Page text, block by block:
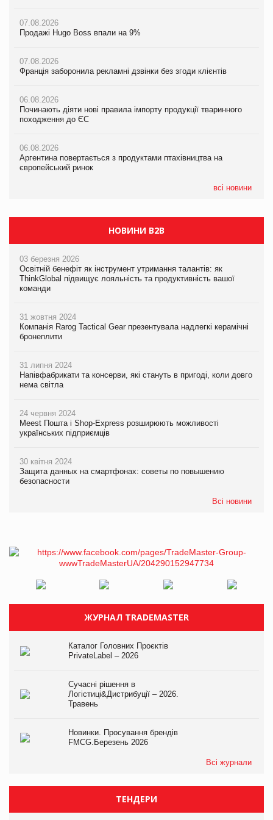
07.08.2026
Продажі Hugo Boss впали на 9%
07.08.2026
Франція заборонила рекламні дзвінки без згоди клієнтів
06.08.2026
Починають діяти нові правила імпорту продукції тваринного
походження до ЄС
06.08.2026
Аргентина повертається з продуктами птахівництва на
європейський ринок
всі новини
07.08.2026
Продажі Hugo Boss впали на 9%
07.08.2026
Франція заборонила рекламні дзвінки без згоди клієнтів
06.08.2026
Починають діяти нові правила імпорту продукції тваринного
походження до ЄС
06.08.2026
Аргентина повертається з продуктами птахівництва на
європейський ринок
07.08.2026
Продажі Hugo Boss впали на 9%
07.08.2026
Франція заборонила рекламні дзвінки без згоди клієнтів
06.08.2026
Починають діяти нові правила імпорту продукції тваринного
походження до ЄС
06.08.2026
Аргентина повертається з продуктами птахівництва на
європейський ринок
НОВИНИ B2B
03 березня 2026
Освітній бенефіт як інструмент утримання талантів: як
ThinkGlobal підвищує лояльність та продуктивність вашої
команди
31 жовтня 2024
Компанія Rarog Tactical Gear презентувала надлегкі керамічні
бронеплити
31 липня 2024
Напівфабрикати та консерви, які стануть в пригоді, коли довго
нема світла
24 червня 2024
Meest Пошта і Shop-Express розширюють можливості
українських підприємців
30 квітня 2024
Защита данных на смартфонах: советы по повышению
безопасности
Всі новини
ЖУРНАЛ TRADEMASTER
Каталог Головних Проєктів
PrivateLabel – 2026
Сучасні рішення в
Логістиці&Дистрибуції – 2026.
Травень
Новинки. Просування брендів
FMCG.Березень 2026
Всі журнали
ТЕНДЕРИ